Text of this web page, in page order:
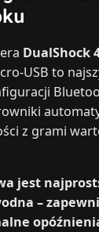
DualShock
to
z grami
jest
–